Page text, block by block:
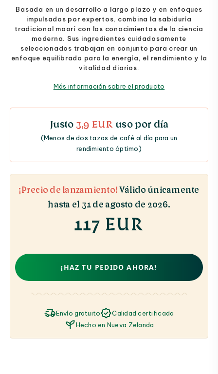
Basada en un desarrollo a largo plazo y en enfoques
impulsados por expertos, combina la sabiduría
tradicional maorí con los conocimientos de la ciencia
moderna. Sus ingredientes cuidadosamente
seleccionados trabajan en conjunto para crear un
enfoque equilibrado para la energía, el rendimiento y la
vitalidad diarios.
Más información sobre el producto
Justo 3,9 EUR uso por día
(Menos de dos tazas de café al día para un
rendimiento óptimo)
¡Precio de lanzamiento!Válido únicamente
hasta el 31 de agosto de 2026.
117 EUR
¡HAZ TU PEDIDO AHORA!
Envío gratuito
Calidad certificada
Hecho en Nueva Zelanda